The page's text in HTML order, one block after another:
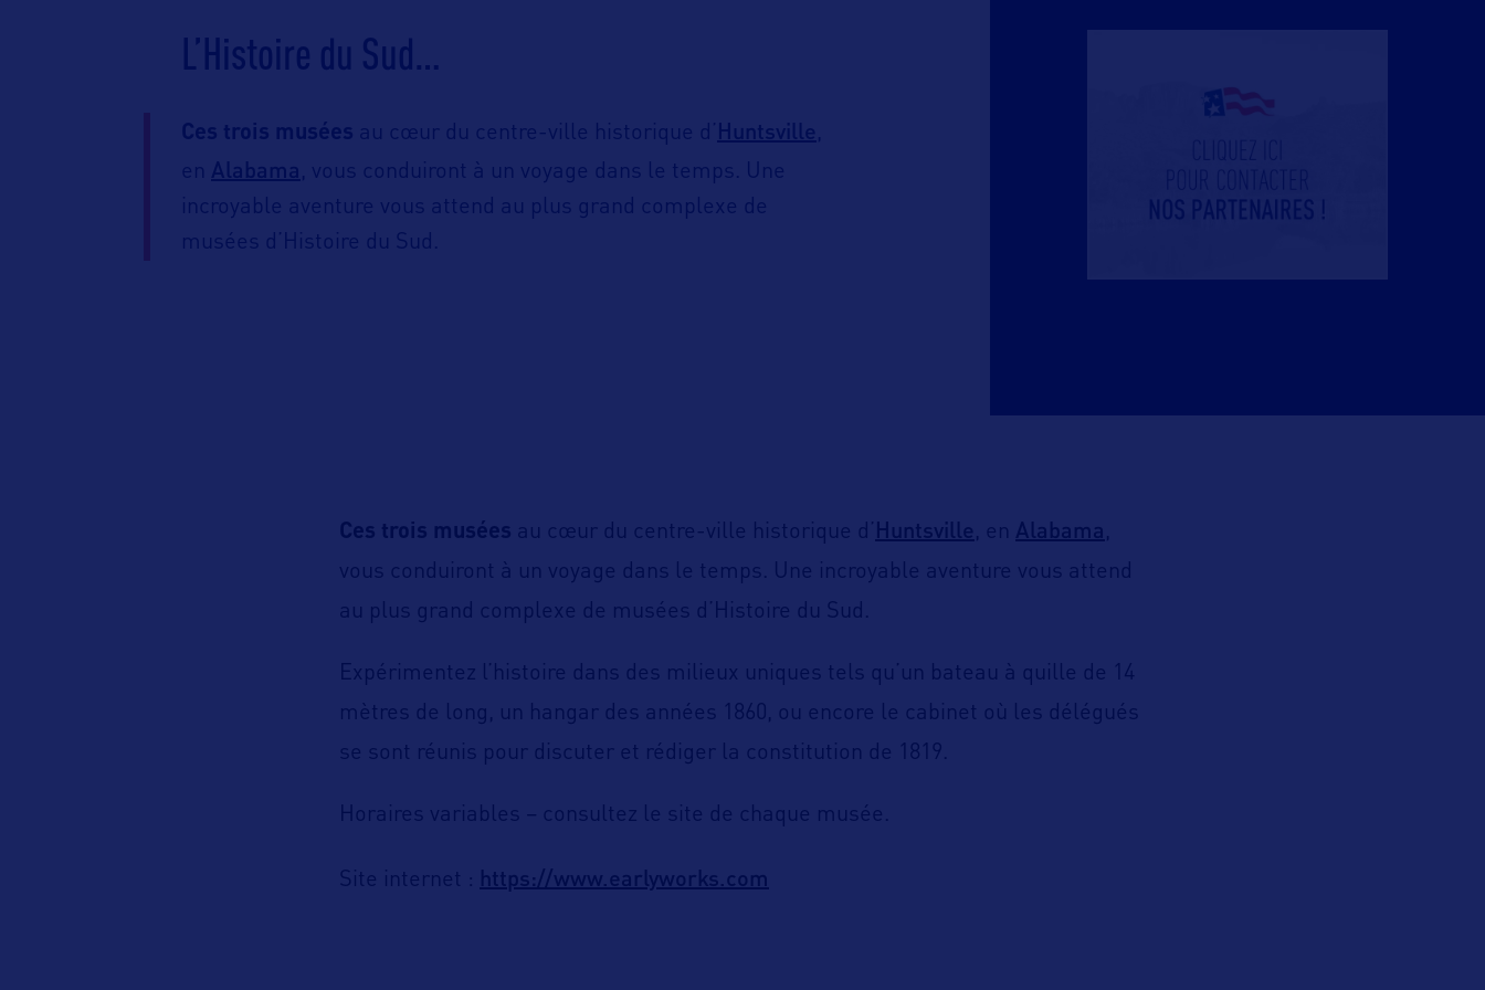
L’Histoire du Sud…
Ces trois musées au cœur du centre-ville historique d’ Huntsville ,
en Alabama , vous conduiront à un voyage dans le temps. Une
incroyable aventure vous attend au plus grand complexe de
musées d’Histoire du Sud.
Ces trois musées au cœur du centre-ville historique d’ Huntsville , en Alabama ,
vous conduiront à un voyage dans le temps. Une incroyable aventure vous attend
au plus grand complexe de musées d’Histoire du Sud.
Expérimentez l’histoire dans des milieux uniques tels qu’un bateau à quille de 14
mètres de long, un hangar des années 1860, ou encore le cabinet où les délégués
se sont réunis pour discuter et rédiger la constitution de 1819.
Horaires variables – consultez le site de chaque musée.
Site internet : https://www.earlyworks.com